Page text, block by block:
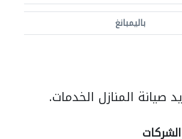
باليمبانغ
صيانة المنازل الخدمات.